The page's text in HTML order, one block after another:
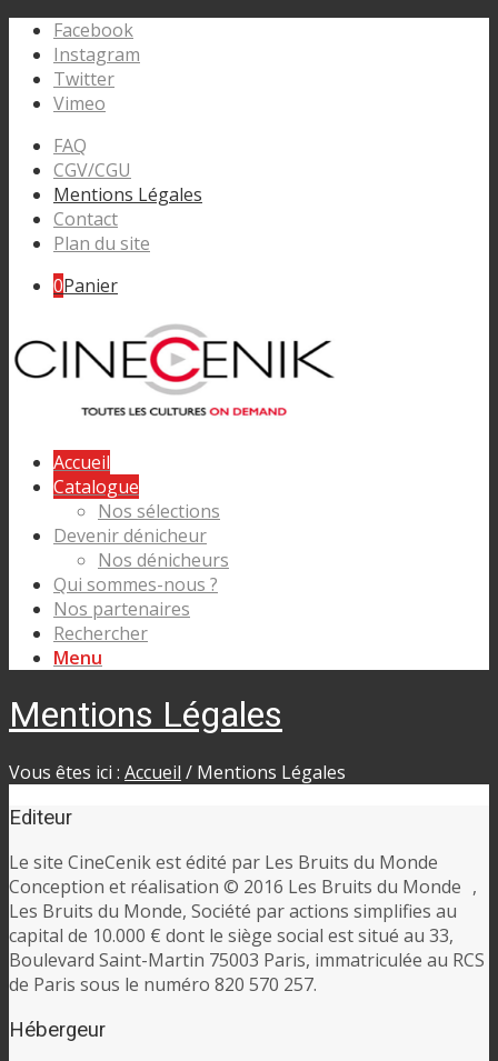
Facebook
Instagram
Twitter
Vimeo
FAQ
CGV/CGU
Mentions Légales
Contact
Plan du site
0Panier
Accueil
Catalogue
Nos sélections
Devenir dénicheur
Nos dénicheurs
Qui sommes-nous ?
Nos partenaires
Rechercher
Menu
Mentions Légales
Vous êtes ici : Accueil / Mentions Légales
Editeur
Le site CineCenik est édité par Les Bruits du Monde
Conception et réalisation © 2016 Les Bruits du Monde ,
Les Bruits du Monde, Société par actions simplifies au
capital de 10.000 € dont le siège social est situé au 33,
Boulevard Saint-Martin 75003 Paris, immatriculée au RCS
de Paris sous le numéro 820 570 257.
Hébergeur